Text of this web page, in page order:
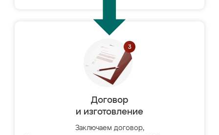
Договор
и изготовление
Заключаем договор,